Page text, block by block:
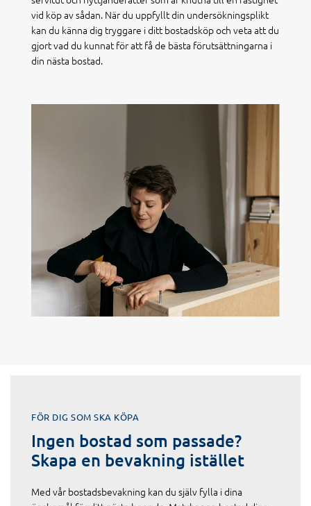
vid köp av sådan. När du uppfyllt din undersökningsplikt
kan du känna dig tryggare i ditt bostadsköp och veta att du
gjort vad du kunnat för att få de bästa förutsättningarna i
din nästa bostad.
FÖR DIG SOM SKA KÖPA
Ingen bostad som passade?
Skapa en bevakning istället
Med vår bostadsbevakning kan du själv fylla i dina